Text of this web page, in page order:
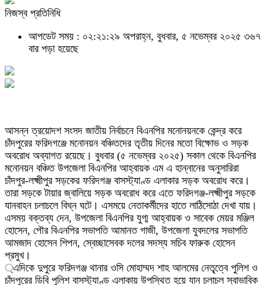
নিজস্ব প্রতিনিধি
আপডেট সময় : ০২:২১:২৯ অপরাহ্ন, বুধবার, ৫ নভেম্বর ২০২৫ ৩৬৭
বার পড়া হয়েছে
আসন্ন ত্রয়োদশ সংসদ জাতীয় নির্বাচনে বিএনপির মনোনয়নকে কেন্দ্র করে
চাঁদপুরের ফরিদগঞ্জে মনোনয়ন বঞ্চিতদের তৃতীয় দিনের মতো বিক্ষোভ ও সড়ক
অবরোধ অব্যাগত রয়েছে। বুধবার (৫ নভেম্বর ২০২৫) সকাল থেকে বিএনপির
মনোনয়ন বঞ্চিত উপজেলা বিএনপির আহ্বায়ক এম এ হান্নানের অনুসারিরা
চাঁদপুর-লক্ষ্মীপুর সড়কের ফরিদগঞ্জ বাসস্ট্যাণ্ড এলাকার সড়ক অবরোধ করে।
তারা সড়কে টায়ার জ্বালিয়ে সড়ক অবরোধ করে এতে ফরিদগঞ্জ-লক্ষ্মীপুর সড়কে
যানবাহন চলাচলে বিঘ্ন ঘটে। এসময়ে নেতাকর্মীদের হাতে লাঠিসোঠা দেখা যায়।
এসময় বক্তব্য দেন, উপজেলা বিএনপির যুগ্ম আহ্বায়ক ও সাবেক মেয়র মঞ্জিল
হোসেন, পৌর বিএনপির সভাপতি আমানত গাজী, উপজেলা যুবদলের সভাপতি
আমজাদ হোসেন শিপন, স্বেচ্ছাসেবক দলের সদস্য সচিব ফারুক হোসেন
প্রমুখ।
্এদিকে দুপুরে ফরিদগঞ্জ থানার ওসি মোহাম্মদ শাহ আলমের নেতৃৃত্বে পুলিশ ও
চাঁদপুরের ডিবি পুলিশ বাসস্ট্যাণ্ড এলাকায় উপস্থিত হয়ে যান চলাচল স্বাভাবিক